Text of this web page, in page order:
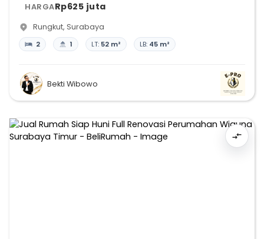
HARGARp625 juta
Rungkut, Surabaya
2 1 LT: 52 m² LB: 45 m²
Bekti Wibowo